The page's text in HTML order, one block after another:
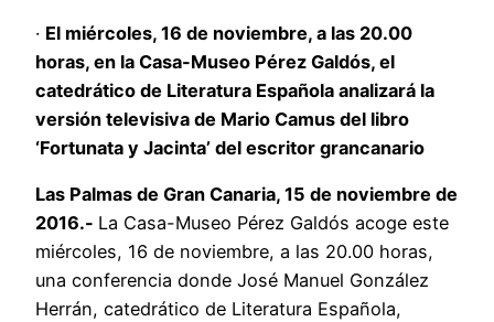
· El miércoles, 16 de noviembre, a las 20.00
horas, en la Casa-Museo Pérez Galdós, el
catedrático de Literatura Española analizará la
versión televisiva de Mario Camus del libro
‘Fortunata y Jacinta’ del escritor grancanario
Las Palmas de Gran Canaria, 15 de noviembre de
2016.- La Casa-Museo Pérez Galdós acoge este
miércoles, 16 de noviembre, a las 20.00 horas,
una conferencia donde José Manuel González
Herrán, catedrático de Literatura Española,